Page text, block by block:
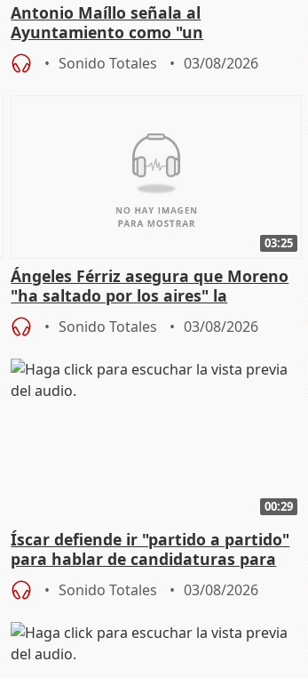
Antonio Maíllo señala al
Ayuntamiento como "un
especulador más" sobre viviendas de
Jiménez Becerril
Sonido Totales 03/08/2026
03:25
Ángeles Férriz asegura que Moreno
"ha saltado por los aires" la
negociación tras acuerdo con SMA
Sonido Totales 03/08/2026
00:29
Íscar defiende ir "partido a partido"
para hablar de candidaturas para
2027
Sonido Totales 03/08/2026